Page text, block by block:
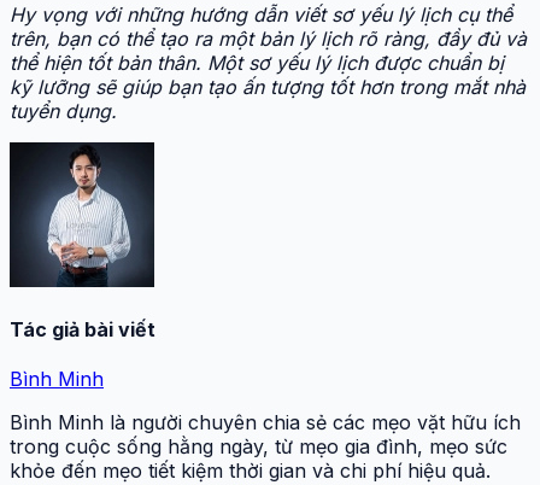
Hy vọng với những hướng dẫn viết sơ yếu lý lịch cụ thể
trên, bạn có thể tạo ra một bản lý lịch rõ ràng, đầy đủ và
thể hiện tốt bản thân. Một sơ yếu lý lịch được chuẩn bị
kỹ lưỡng sẽ giúp bạn tạo ấn tượng tốt hơn trong mắt nhà
tuyển dụng.
Tác giả bài viết
Bình Minh
Bình Minh là người chuyên chia sẻ các mẹo vặt hữu ích
trong cuộc sống hằng ngày, từ mẹo gia đình, mẹo sức
khỏe đến mẹo tiết kiệm thời gian và chi phí hiệu quả.